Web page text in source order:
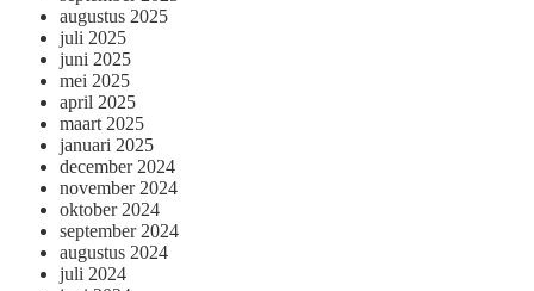
augustus 2025
juli 2025
juni 2025
mei 2025
april 2025
maart 2025
januari 2025
december 2024
november 2024
oktober 2024
september 2024
augustus 2024
juli 2024